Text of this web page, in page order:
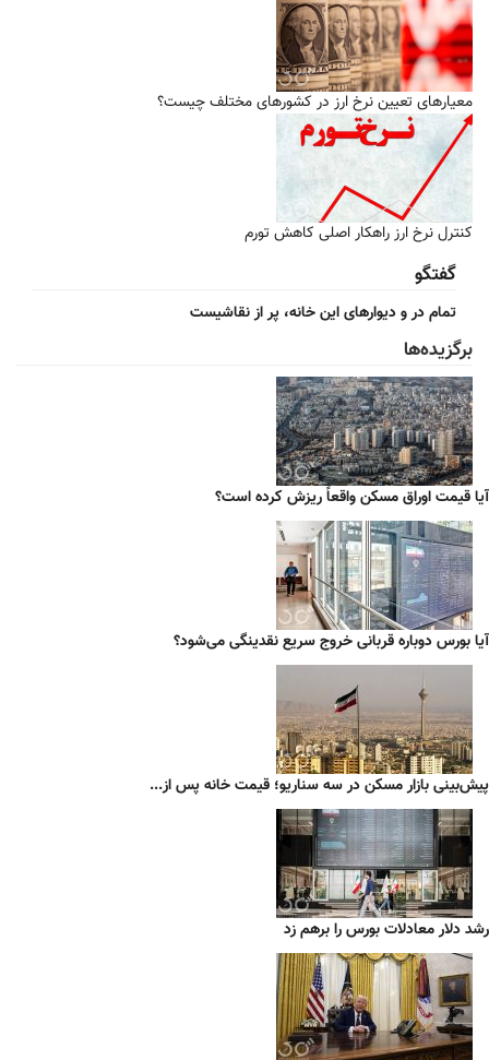
معیار‌های تعیین نرخ ارز در کشور‌های مختلف چیست؟
کنترل نرخ ارز راهکار اصلی کاهش تورم
گفتگو
تمام در و دیوارهای این خانه، پر از نقاشیست
برگزیده‌ها
آیا قیمت اوراق مسکن واقعاً ریزش کرده است؟
آیا بورس دوباره قربانی خروج سریع نقدینگی می‌شود؟
پیش‌بینی بازار مسکن در سه سناریو؛ قیمت خانه پس از...
رشد دلار معادلات بورس را برهم زد